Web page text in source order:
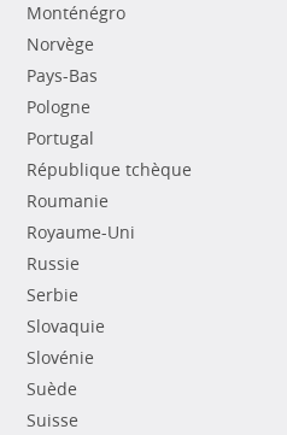
Monténégro
Norvège
Pays-Bas
Pologne
Portugal
République tchèque
Roumanie
Royaume-Uni
Russie
Serbie
Slovaquie
Slovénie
Suède
Suisse